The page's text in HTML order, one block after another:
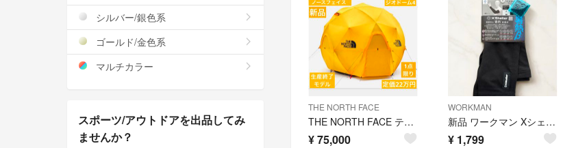
THE NORTH FACE
THE NORTH FACE テント ジオドーム 4 GEODOME 4 サフラ
¥75,000
WORKMAN
新品 ワークマン Xシェルター 暑熱β アームスリーブ ブラック 冷感UV
¥ 1,799
シルバー/銀色系
ゴールド/金色系
マルチカラー
スポーツ/アウトドアを出品してみ
ませんか？